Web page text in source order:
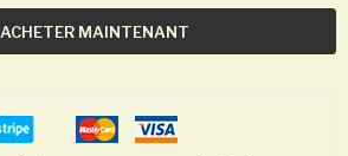
ACHETER MAINTENANT